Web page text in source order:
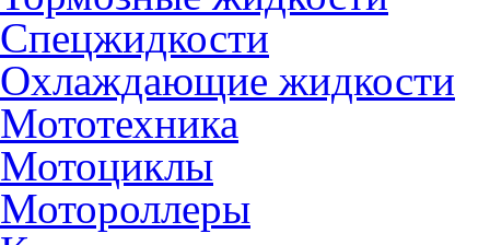
Спецжидкости
Охлаждающие жидкости
Мототехника
Мотоциклы
Мотороллеры